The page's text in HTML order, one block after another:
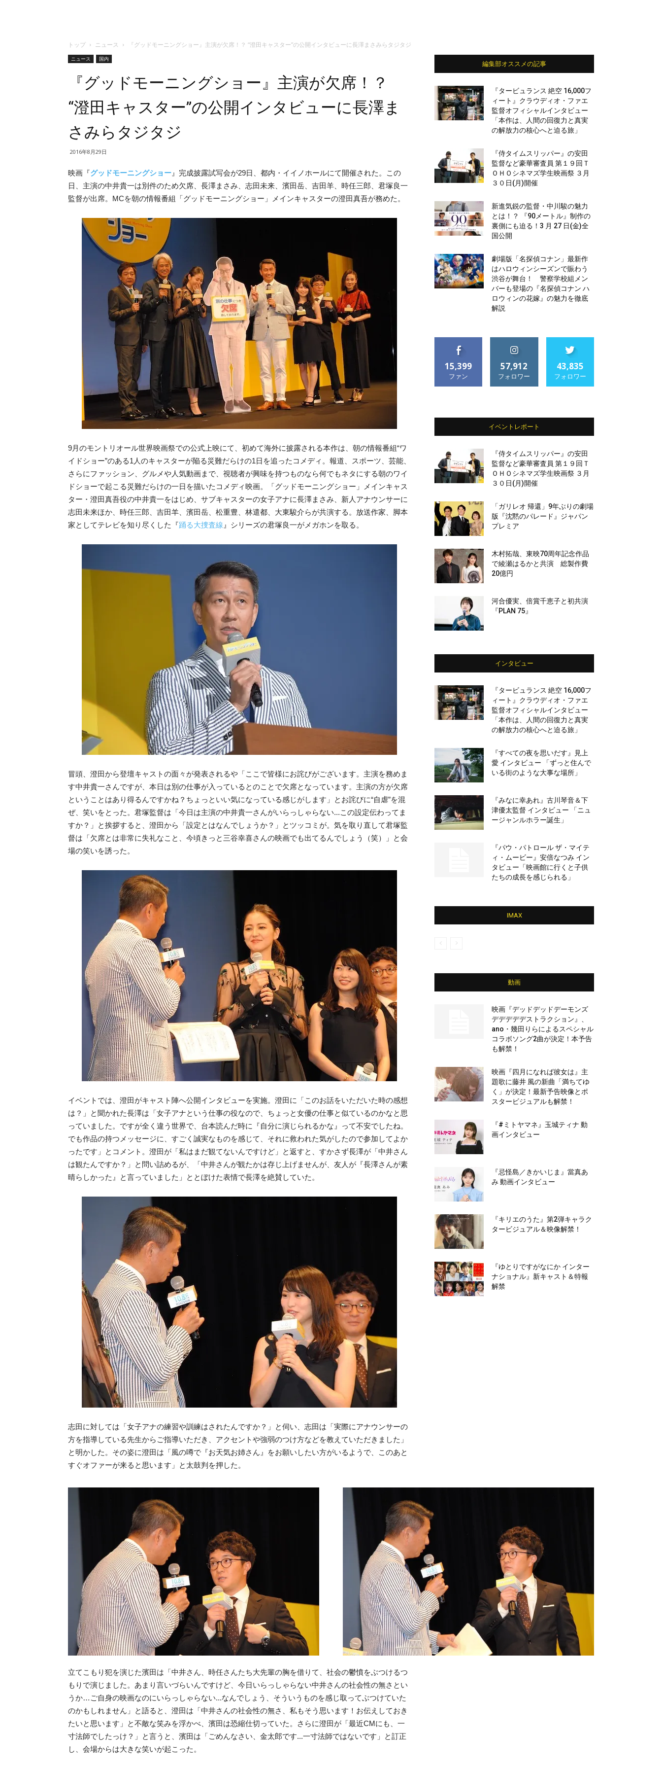
トップ ニュース 『グッドモーニングショー』主演が欠席！？ “澄田キャスター”の公開インタビューに長澤まさみらタジタジ
ニュース 国内
『グッドモーニングショー』主演が欠席！？
“澄田キャスター”の公開インタビューに長澤ま
さみらタジタジ
2016年8月29日
映画『グッドモーニングショー 』完成披露試写会が29日、都内・イイノホールにて開催された。この
日、主演の中井貴一は別件のため欠席、長澤まさみ、志田未来、濱田岳、吉田羊、時任三郎、君塚良一
監督が出席。MCを朝の情報番組「グッドモーニングショー」メインキャスターの澄田真吾が務めた。
9月のモントリオール世界映画祭での公式上映にて、初めて海外に披露される本作は、朝の情報番組“ワ
イドショー”のある1人のキャスターが陥る災難だらけの1日を追ったコメディ。報道、スポーツ、芸能、
さらにファッション、グルメや人気動画まで、視聴者が興味を持つものなら何でもネタにする朝のワイ
ドショーで起こる災難だらけの一日を描いたコメディ映画。「グッドモーニングショー」メインキャス
ター・澄田真吾役の中井貴一をはじめ、サブキャスターの女子アナに長澤まさみ、新人アナウンサーに
志田未来ほか、時任三郎、吉田羊、濱田岳、松重豊、林遣都、大東駿介らが共演する。放送作家、脚本
家としてテレビを知り尽くした『踊る大捜査線 』シリーズの君塚良一がメガホンを取る。
冒頭、澄田から登壇キャストの面々が発表されるや「ここで皆様にお詫びがございます。主演を務めま
す中井貴一さんですが、本日は別の仕事が入っているとのことで欠席となっています。主演の方が欠席
ということはあり得るんですかね？ちょっといい気になっている感じがします」とお詫びに“自虐”を混
ぜ、笑いをとった。君塚監督は「今日は主演の中井貴一さんがいらっしゃらない...この設定伝わってま
すか？」と挨拶すると、澄田から「設定とはなんでしょうか？」とツッコミが。気を取り直して君塚監
督は「欠席とは非常に失礼なこと、今頃きっと三谷幸喜さんの映画でも出てるんでしょう（笑）」と会
場の笑いを誘った。
イベントでは、澄田がキャスト陣へ公開インタビューを実施。澄田に「このお話をいただいた時の感想
は？」と聞かれた長澤は「女子アナという仕事の役なので、ちょっと女優の仕事と似ているのかなと思
っていました。ですが全く違う世界で、台本読んだ時に『自分に演じられるかな』って不安でしたね。
でも作品の持つメッセージに、すごく誠実なものを感じて、それに救われた気がしたので参加してよか
ったです」とコメント。澄田が「私はまだ観てないんですけど」と返すと、すかさず長澤が「中井さん
は観たんですか？」と問い詰めるが、「中井さんが観たかは存じ上げませんが、友人が『長澤さんが素
晴らしかった』と言っていました」ととぼけた表情で長澤を絶賛していた。
志田に対しては「女子アナの練習や訓練はされたんですか？」と伺い、志田は「実際にアナウンサーの
方を指導している先生からご指導いただき、アクセントや強弱のつけ方などを教えていただきました」
と明かした。その姿に澄田は「風の噂で『お天気お姉さん』をお願いしたい方がいるようで、このあと
すぐオファーが来ると思います」と太鼓判を押した。
立てこもり犯を演じた濱田は「中井さん、時任さんたち大先輩の胸を借りて、社会の鬱憤をぶつけるつ
もりで演じました。あまり言いづらいんですけど、今日いらっしゃらない中井さんの社会性の無さとい
うか…ご自身の映画なのにいらっしゃらない...なんでしょう、そういうものを感じ取ってぶつけていた
のかもしれません」と語ると、澄田は「中井さんの社会性の無さ、私もそう思います！お伝えしておき
たいと思います」と不敵な笑みを浮かべ、濱田は恐縮仕切っていた。さらに澄田が「最近CMにも、一
寸法師でしたっけ？」と言うと、濱田は「ごめんなさい、金太郎です...一寸法師ではないです」と訂正
し、会場からは大きな笑いが起こった。
編集部オススメの記事
『タービュランス 絶空 16,000フ
ィート』クラウディオ・ファエ
監督オフィシャルインタビュー
「本作は、人間の回復力と真実
の解放力の核心へと迫る旅」
『侍タイムスリッパー』の安田
監督など豪華審査員 第１９回Ｔ
ＯＨＯシネマズ学生映画祭 ３月
３０日(月)開催
新進気鋭の監督・中川駿の魅力
とは！？ 『90メートル』制作の
裏側にも迫る！3 月 27 日(金)全
国公開
劇場版「名探偵コナン」最新作
はハロウィンシーズンで賑わう
渋谷が舞台！ 警察学校組メン
バーも登場の『名探偵コナン ハ
ロウィンの花嫁』の魅力を徹底
解説
15,399
ファン
57,912
フォロワー
43,835
フォロワー
イベントレポート
『侍タイムスリッパー』の安田
監督など豪華審査員 第１９回Ｔ
ＯＨＯシネマズ学生映画祭 ３月
３０日(月)開催
「ガリレオ 帰還」9年ぶりの劇場
版『沈黙のパレード』ジャパン
プレミア
木村拓哉、東映70周年記念作品
で綾瀬はるかと共演 総製作費
20億円
河合優実、倍賞千恵子と初共演
『PLAN 75』
インタビュー
『タービュランス 絶空 16,000フ
ィート』クラウディオ・ファエ
監督オフィシャルインタビュー
「本作は、人間の回復力と真実
の解放力の核心へと迫る旅」
『すべての夜を思いだす』見上
愛 インタビュー 「ずっと住んで
いる街のような大事な場所」
『みなに幸あれ』古川琴音＆下
津優太監督 インタビュー 「ニュ
ージャンルホラー誕生」
『パウ・パトロール ザ・マイテ
ィ・ムービー』安倍なつみ イン
タビュー「映画館に行くと子供
たちの成長を感じられる」
IMAX
動画
映画『デッドデッドデーモンズ
デデデデデストラクション』、
ano・幾田りらによるスペシャル
コラボソング2曲が決定！本予告
も解禁！
映画『四月になれば彼女は』主
題歌に藤井 風の新曲「満ちてゆ
く」が決定！最新予告映像とポ
スタービジュアルも解禁！
『#ミトヤマネ』玉城ティナ 動
画インタビュー
『忌怪島／きかいじま』當真あ
み 動画インタビュー
『キリエのうた』第2弾キャラク
タービジュアル＆映像解禁！
『ゆとりですがなにか インター
ナショナル』新キャスト＆特報
解禁